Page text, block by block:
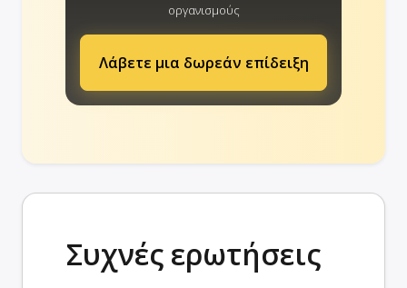
οργανισμούς
Λάβετε μια δωρεάν επίδειξη
Συχνές ερωτήσεις